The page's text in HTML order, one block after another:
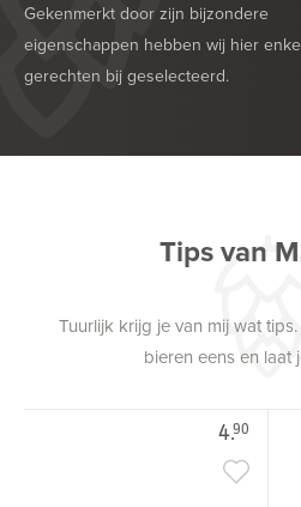
Gekenmerkt door zijn bijzondere
eigenschappen hebben wij hier
gerechten bij geselecteerd.
HEERLIJK BIJ
Tips van
Tuurlijk krijg je van mij wat
bieren eens en laat
4.90